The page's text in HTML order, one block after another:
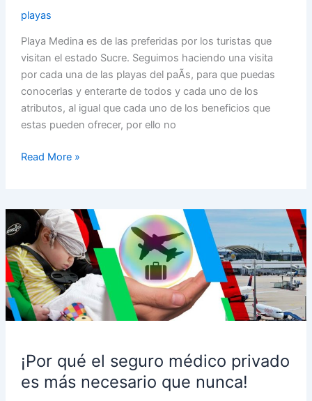
playas
Playa Medina es de las preferidas por los turistas que
visitan el estado Sucre. Seguimos haciendo una visita
por cada una de las playas del paÃ­s, para que puedas
conocerlas y enterarte de todos y cada uno de los
atributos, al igual que cada uno de los beneficios que
estas pueden ofrecer, por ello no
Read More »
¡Por qué el seguro médico privado
es más necesario que nunca!
¡Por
qué
el
seguro
médico
privado
es
que
nunca!